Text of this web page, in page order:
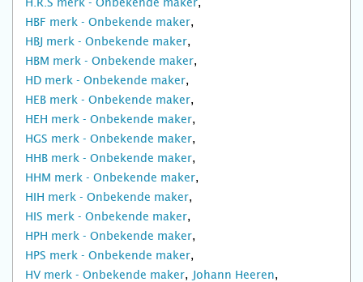
HBF merk - Onbekende maker
HBJ merk - Onbekende maker
HBM merk - Onbekende maker
HD merk - Onbekende maker
HEB merk - Onbekende maker
HEH merk - Onbekende maker
HGS merk - Onbekende maker
HHB merk - Onbekende maker
HHM merk - Onbekende maker
HIH merk - Onbekende maker
HIS merk - Onbekende maker
HPH merk - Onbekende maker
HPS merk - Onbekende maker
HV merk - Onbekende maker
Johann Heeren